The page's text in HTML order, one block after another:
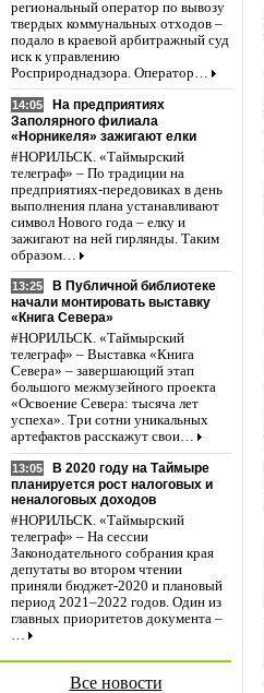
региональный оператор по вывозу
твердых коммунальных отходов –
подало в краевой арбитражный суд
иск к управлению
Росприроднадзора. Оператор…
14:05
На предприятиях
Заполярного филиала
«Норникеля» зажигают елки
#НОРИЛЬСК. «Таймырский
телеграф» – По традиции на
предприятиях-передовиках в день
выполнения плана устанавливают
символ Нового года – елку и
зажигают на ней гирлянды. Таким
образом…
13:25
В Публичной библиотеке
начали монтировать выставку
«Книга Севера»
#НОРИЛЬСК. «Таймырский
телеграф» – Выставка «Книга
Севера» – завершающий этап
большого межмузейного проекта
«Освоение Севера: тысяча лет
успеха». Три сотни уникальных
артефактов расскажут свои…
13:05
В 2020 году на Таймыре
планируется рост налоговых и
неналоговых доходов
#НОРИЛЬСК. «Таймырский
телеграф» – На сессии
Законодательного собрания края
депутаты во втором чтении
приняли бюджет-2020 и плановый
период 2021–2022 годов. Один из
главных приоритетов документа –
…
Все новости